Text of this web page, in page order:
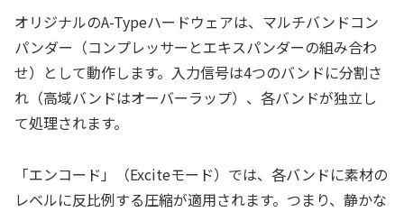
オリジナルのA-Typeハードウェアは、マルチバンドコン
パンダー（コンプレッサーとエキスパンダーの組み合わ
せ）として動作します。入力信号は4つのバンドに分割さ
れ（高域バンドはオーバーラップ）、各バンドが独立し
て処理されます。
「エンコード」（Exciteモード）では、各バンドに素材の
レベルに反比例する圧縮が適用されます。つまり、静かな